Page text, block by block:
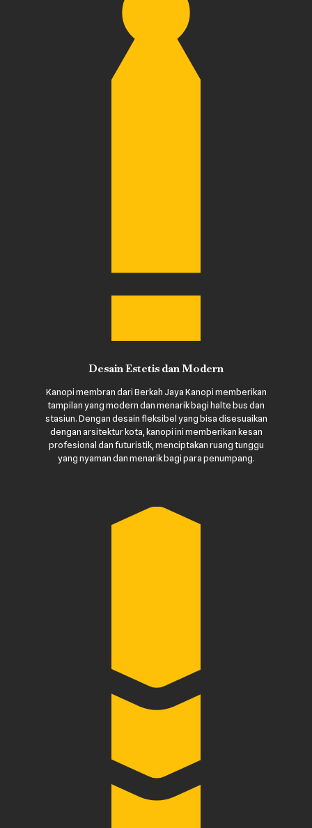
Desain Estetis dan Modern
Kanopi membran dari Berkah Jaya Kanopi memberikan
tampilan yang modern dan menarik bagi halte bus dan
stasiun. Dengan desain fleksibel yang bisa disesuaikan
dengan arsitektur kota, kanopi ini memberikan kesan
profesional dan futuristik, menciptakan ruang tunggu
yang nyaman dan menarik bagi para penumpang.